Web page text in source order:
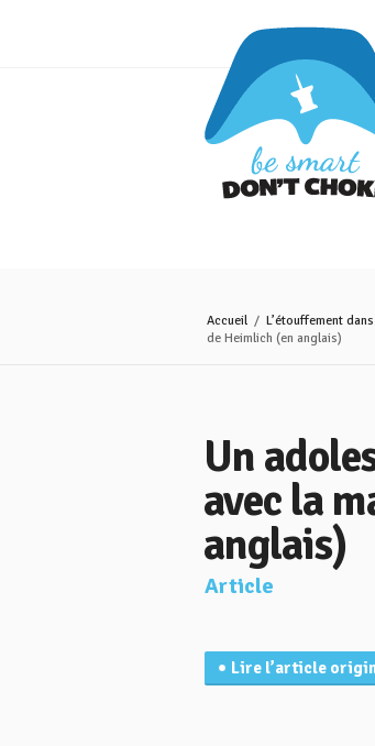
Accueil / L’étouffement
de Heimlich (en anglais)
Un
avec la
anglais)
Article
Lire l’article